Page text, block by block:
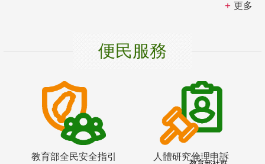
更多
便民服務
教育部全民安全指引
人體研究倫理申訴